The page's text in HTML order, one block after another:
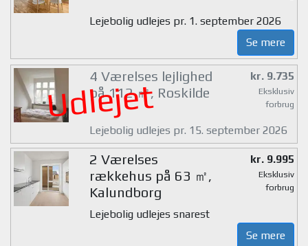
Lejebolig udlejes pr. 1. september 2026
Se mere
Udlejet
4 Værelses lejlighed
på 112 ㎡, Roskilde
kr. 9.735
Eksklusiv
forbrug
Lejebolig udlejes pr. 15. september 2026
2 Værelses
rækkehus på 63 ㎡,
Kalundborg
kr. 9.995
Eksklusiv
forbrug
Lejebolig udlejes snarest
Se mere